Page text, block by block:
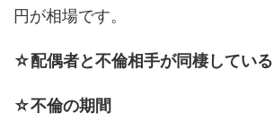
円が相場です。
☆配偶者と不倫相手が同棲している
☆不倫の期間